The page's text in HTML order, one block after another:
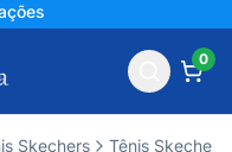
0
Skechers Tênis Skechers